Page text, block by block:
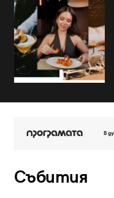
Събития